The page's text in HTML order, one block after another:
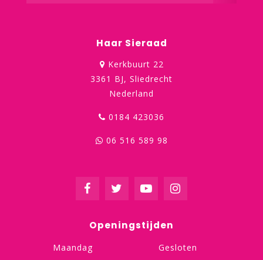
Haar Sieraad
Kerkbuurt 22
3361 BJ, Sliedrecht
Nederland
0184 423036
06 516 589 98
Openingstijden
Maandag
Gesloten